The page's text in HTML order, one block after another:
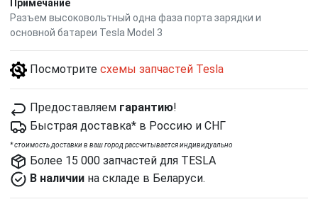
Примечание
Разъем высоковольтный одна фаза порта зарядки и
основной батареи Tesla Model 3
Посмотрите схемы запчастей Tesla
Предоставляем гарантию!
Быстрая доставка* в Россию и СНГ
*cтоимость доставки в ваш город рассчитывается индивидуально
Более 15 000 запчастей для TESLA
В наличии на складе в Беларуси.